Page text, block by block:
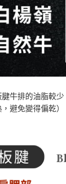
腱牛排的油脂較
，避免變得偏乾